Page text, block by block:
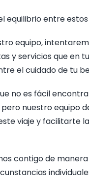
equilibrio entre
equipo,
y servicios que en
el cuidado de tu
no es fácil
nuestro equipo
viaje y facilitarte
contigo de